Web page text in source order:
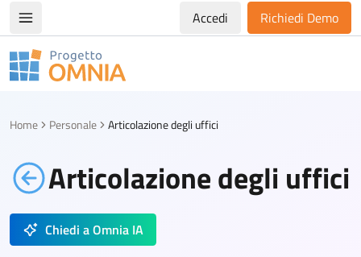
Apri/chiudi menù di navigazioneAccedi Richiedi Demo
Progetto Omnia
Home Personale Articolazione degli uffici
Articolazione degli uffici
Chiedi a Omnia IA